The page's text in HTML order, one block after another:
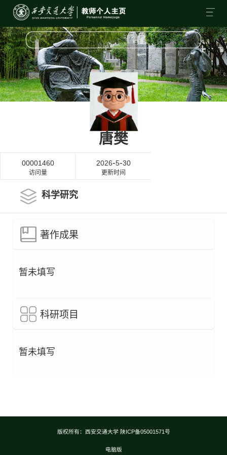
唐樊
00001460
访问量
2026-5-30
更新时间
科学研究
著作成果
暂未填写
科研项目
暂未填写
版权所有：西安交通大学 陕ICP备05001571号
电脑版